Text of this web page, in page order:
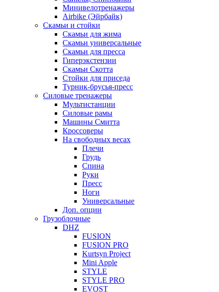
Минивелотренажеры
Airbike (Эйрбайк)
Скамьи и стойки
Скамьи для жима
Скамьи универсальные
Скамьи для пресса
Гиперэкстензии
Скамьи Скотта
Стойки для приседа
Турник-брусья-пресс
Силовые тренажеры
Мультистанции
Силовые рамы
Машины Смитта
Кроссоверы
На свободных весах
Плечи
Грудь
Спина
Руки
Пресс
Ноги
Универсальные
Доп. опции
Грузоблочные
DHZ
FUSION
FUSION PRO
Kurtsyn Project
Mini Apple
STYLE
STYLE PRO
EVOST